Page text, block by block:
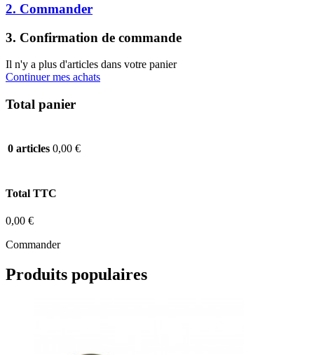
2. Commander
3. Confirmation de commande
Il n'y a plus d'articles dans votre panier
Continuer mes achats
Total panier
0 articles 0,00 €
Total TTC
0,00 €
Commander
Produits populaires